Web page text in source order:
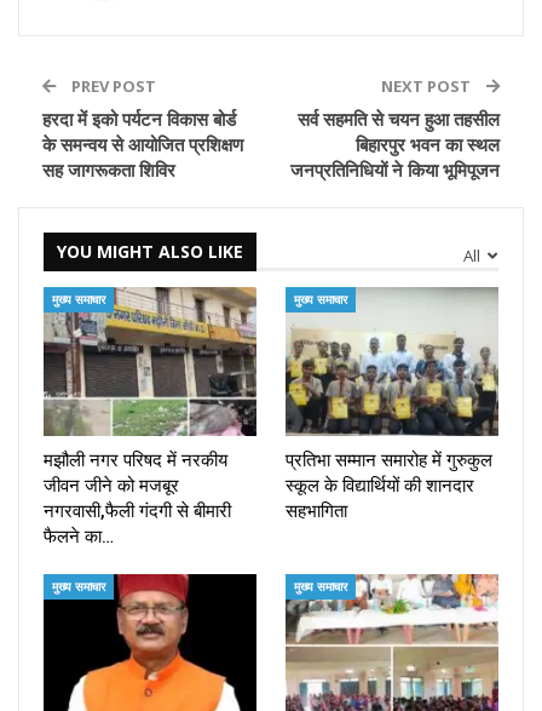
PREV POST
हरदा में इको पर्यटन विकास बोर्ड
के समन्वय से आयोजित प्रशिक्षण
सह जागरूकता शिविर
NEXT POST
सर्व सहमति से चयन हुआ तहसील
बिहारपुर भवन का स्थल
जनप्रतिनिधियों ने किया भूमिपूजन
All
YOU MIGHT ALSO LIKE
मुख्य समाचार
मझौली नगर परिषद में नरकीय
जीवन जीने को मजबूर
नगरवासी,फैली गंदगी से बीमारी
फैलने का…
मुख्य समाचार
प्रतिभा सम्मान समारोह में गुरुकुल
स्कूल के विद्यार्थियों की शानदार
सहभागिता
मुख्य समाचार मुख्य समाचार